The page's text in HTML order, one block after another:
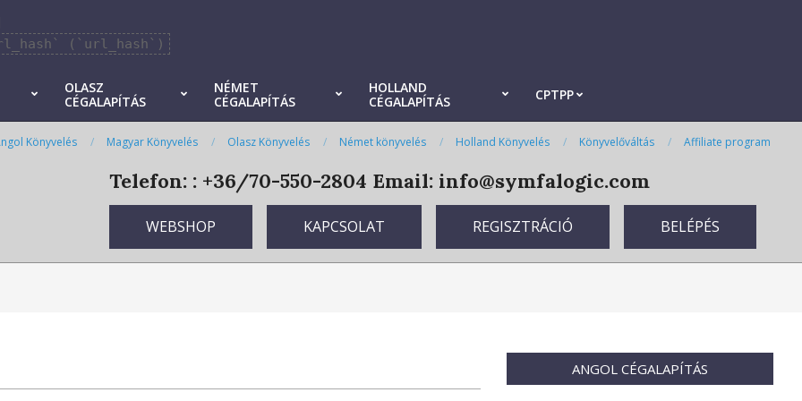
(`url_hash`)
OLASZ
CÉGALAPÍTÁS
NÉMET
CÉGALAPÍTÁS
HOLLAND
CÉGALAPÍTÁS
CPTPP
Könyvelés Magyar Könyvelés Olasz Könyvelés Német könyvelés Holland Könyvelés Könyvelőváltás Affiliate program
Telefon: : +36/70-550-2804 Email: info@symfalogic.com
WEBSHOP KAPCSOLAT REGISZTRÁCIÓ BELÉPÉS
ANGOL CÉGALAPÍTÁS